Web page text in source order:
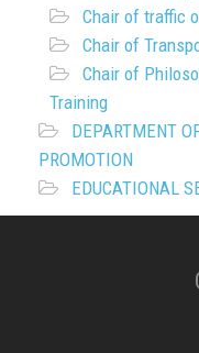
Chair of traffic
Chair of
Chair of
Training
DEPARTMENT
PROMOTION
EDUCATIONAL